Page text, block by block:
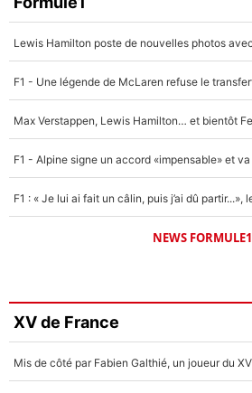
NEWS FORMULE1
XV de France